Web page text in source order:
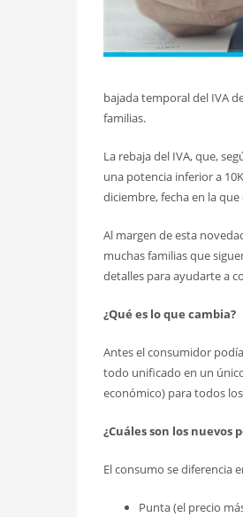
bajada temporal del IVA
familias.
La rebaja del IVA, que,
una potencia inferior a
diciembre, fecha en la
Al margen de esta
muchas familias que
detalles para ayudarte a
¿Qué es lo que cambia?
Antes el consumidor
todo unificado en un
económico) para todos
¿Cuáles son los nuevos
El consumo se diferencia
Punta (el precio